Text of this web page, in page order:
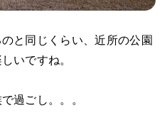
と同じくらい、近所の公園
いですね。
過ごし。。。